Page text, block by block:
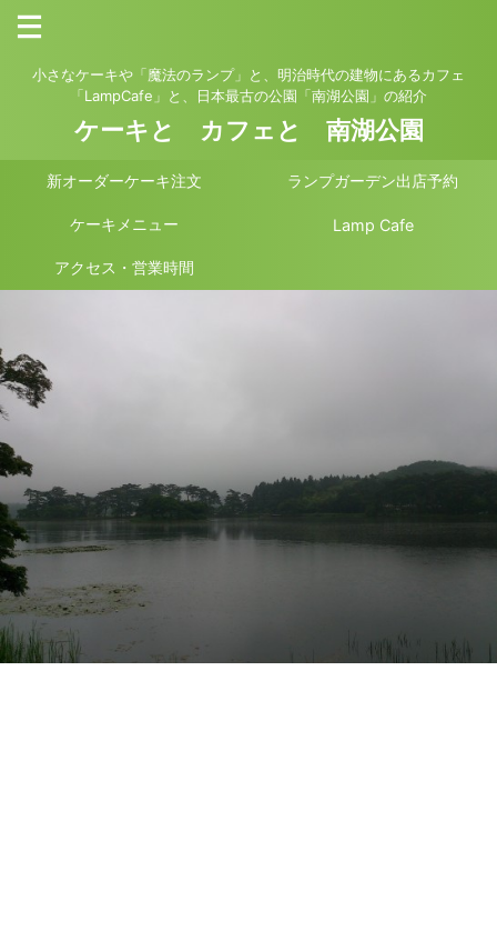
小さなケーキや「魔法のランプ」と、明治時代の建物にあるカフェ
「LampCafe」と、日本最古の公園「南湖公園」の紹介
ケーキと カフェと 南湖公園
新オーダーケーキ注文 ランプガーデン出店予約
ケーキメニュー Lamp Cafe
アクセス・営業時間